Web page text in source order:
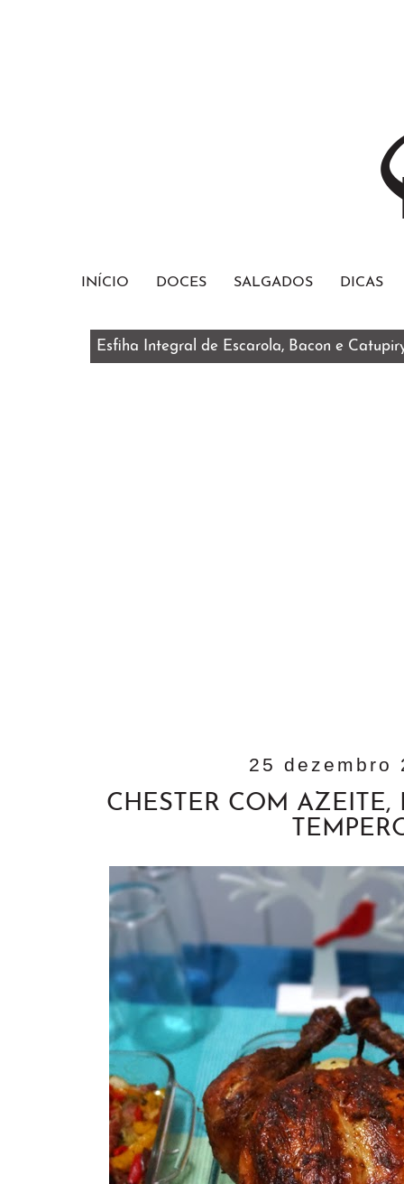
INÍCIO DOCES SALGADOS DICAS
Esfiha Integral de Escarola, Bacon e
25 dezembro
CHESTER COM AZEITE,